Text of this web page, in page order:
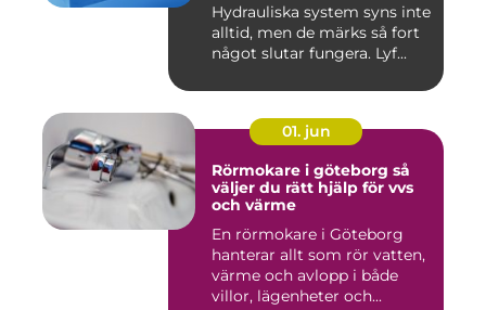
Hydrauliska system syns inte
alltid, men de märks så fort
något slutar fungera. Lyf...
01. jun
Rörmokare i göteborg så
väljer du rätt hjälp för vvs
och värme
En rörmokare i Göteborg
hanterar allt som rör vatten,
värme och avlopp i både
villor, lägenheter och...